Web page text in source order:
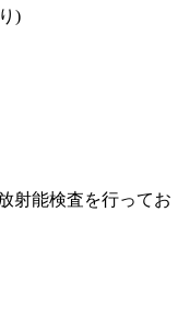
)
射能検査を行ってお